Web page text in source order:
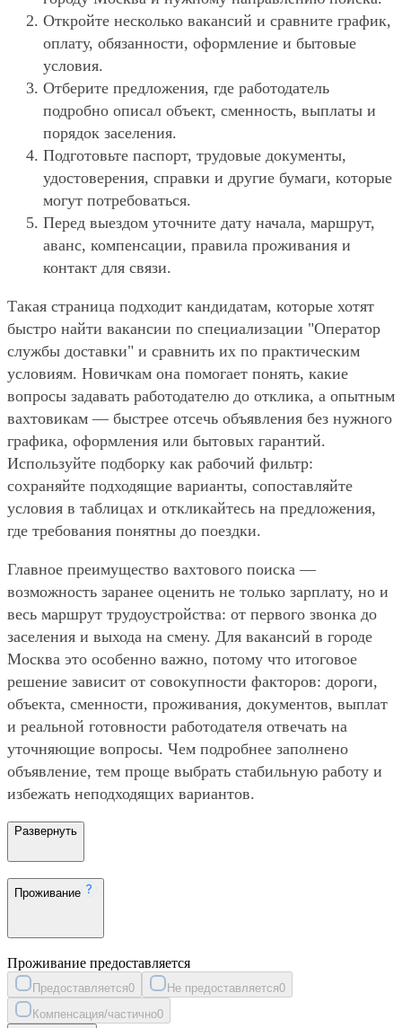
Откройте несколько вакансий и сравните график,
оплату, обязанности, оформление и бытовые
условия.
Отберите предложения, где работодатель
подробно описал объект, сменность, выплаты и
порядок заселения.
Подготовьте паспорт, трудовые документы,
удостоверения, справки и другие бумаги, которые
могут потребоваться.
Перед выездом уточните дату начала, маршрут,
аванс, компенсации, правила проживания и
контакт для связи.
Такая страница подходит кандидатам, которые хотят
быстро найти вакансии по специализации "Оператор
службы доставки" и сравнить их по практическим
условиям. Новичкам она помогает понять, какие
вопросы задавать работодателю до отклика, а опытным
вахтовикам — быстрее отсечь объявления без нужного
графика, оформления или бытовых гарантий.
Используйте подборку как рабочий фильтр:
сохраняйте подходящие варианты, сопоставляйте
условия в таблицах и откликайтесь на предложения,
где требования понятны до поездки.
Главное преимущество вахтового поиска —
возможность заранее оценить не только зарплату, но и
весь маршрут трудоустройства: от первого звонка до
заселения и выхода на смену. Для вакансий в городе
Москва это особенно важно, потому что итоговое
решение зависит от совокупности факторов: дороги,
объекта, сменности, проживания, документов, выплат
и реальной готовности работодателя отвечать на
уточняющие вопросы. Чем подробнее заполнено
объявление, тем проще выбрать стабильную работу и
избежать неподходящих вариантов.
Развернуть
Проживание
Проживание предоставляется
Предоставляется0 Не предоставляется0
Компенсация/частично0